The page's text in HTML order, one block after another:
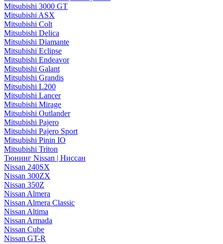
Mitsubishi 3000 GT
Mitsubishi ASX
Mitsubishi Colt
Mitsubishi Delica
Mitsubishi Diamante
Mitsubishi Eclipse
Mitsubishi Endeavor
Mitsubishi Galant
Mitsubishi Grandis
Mitsubishi L200
Mitsubishi Lancer
Mitsubishi Mirage
Mitsubishi Outlander
Mitsubishi Pajero
Mitsubishi Pajero Sport
Mitsubishi Pinin IO
Mitsubishi Triton
Тюнинг Nissan | Ниссан
Nissan 240SX
Nissan 300ZX
Nissan 350Z
Nissan Almera
Nissan Almera Classic
Nissan Altima
Nissan Armada
Nissan Cube
Nissan GT-R